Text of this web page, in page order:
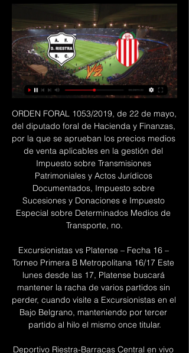
ORDEN FORAL 1053/2019, de 22 de mayo, del diputado foral de Hacienda y Finanzas, por la que se aprueban los precios medios de venta aplicables en la gestión del Impuesto sobre Transmisiones Patrimoniales y Actos Jurídicos Documentados, Impuesto sobre Sucesiones y Donaciones e Impuesto Especial sobre Determinados Medios de Transporte, no.

Excursionistas vs Platense – Fecha 16 – Torneo Primera B Metropolitana 16/17 Este lunes desde las 17, Platense buscará mantener la racha de varios partidos sin perder, cuando visite a Excursionistas en el Bajo Belgrano, manteniendo por tercer partido al hilo el mismo once titular.

Deportivo Riestra-Barracas Central en vivo minuto a hace 6 horas — Deportivo Riestra-Barracas Central en vivo minuto a minuto Deportivo Riestra: marcadores en directo, resultados y 04/02/2024 Directo HD.

GOLPERU transmitirá EN VIVO el partido entre Deportivo Llacuabamba y UTC el viernes 6 desde las 3:00 pm. El Estadio Héroes de San Ramón será escenario del encuentro que abrirá la sexta jornada del Torneo Apertura y que finalizará con el choque entre Ayacucho FC y Alianza Universidad el lunes 9 a las 3:00 pm.

Sportivo Luqueño, tras un muy buen inicio de temporada,. Se modificó el orden de los parti­dos River Plate con Guaireña y 12 de Octubre frente a Sportivo San Lorenzo,.

seminario internacional "santiago" en el imaginario andino mesoamericano - del 22 al 24 de julio de 2009 en la universidad continental de huancayo

La Real Sociedad se enfrenta este miércoles a Osasuna a partir de las 21 horas, con el objetivo de lograr el billete para octavos de la Copa del Rey.

Apuesta en Deportivo Llacuabamba vs Ayacucho FC de Perú - Primera División con cuotas online en directo. Con MARCAapuestas puedes ver partidos en streaming

Domus Libertador se encuentra en el histórico barrio de Olivos, situado en el partido de Vicente López. Su acertada ubicación —sobre Av. Del Libertador, cerca del río y a pocos kilómetros del centro de la Ciudad de Buenos Aires— es para los residentes una garantía de tranquilidad, descanso, esparcimiento y …

Estadísticas y resultado | Deportivo Riestra vs. Barracas Deportivo Riestra. 01-01 - A conf.Estadio Guillermo Laza. Barracas Central. RESUMEN. POSICIONES. FORMACIÓN. MINUTO A MINUTO. No ...

16/08/2019 12:20:37 Jornada número 18 también contempla el duelo del puntero, Universidad Católica con Everton y de U. La Calera con la U. El partido entre Colo Colo y Unión Española, desde las 19:30 horas en el Estadio Monumental, dará en la presente jornada el vamos a la disputa de la decimoctava fecha del Campeonato Nacional 2019, certamen que encabeza Universidad Católica con 39 puntos.

El “Encuentro mundial de Corresponsabilidad Intergeneracional ante el cambio climático-ECOin 2015” tendrá una duración de día y medio, iniciando el 5 y finalizando el 6 de noviembre de 2015, la sede del evento será el Campus de la Universidad EARTH, localizada en Guácimo, Costa Rica.

El RB Leipzig continuó haciendo historia en la Liga de Campeones y se clasificó a las semifinales tras superar por 2-1 en la recta final del partido al Atlético de Madrid, este jueves en su duelo de cuartos de final en Lisboa. El español Dani Olmo adelantó en el 50 al Leipzig, el portugués Joao Félix igualó en el 71 para el Atlético de penal y en el 88 el estadounidense Tyler Adams.

Rangers de Talca recibe a Club Universidad de Chile por la segunda fase de Copa Chile. Participa en la transmisión de Al Aire Libre, Deportes en...

Esta página ofrece un repaso completo a todos los partidos ya jugados y finalizados en la temporada, así como el balance del equipo Ayacucho FC durante la temporada Estadística completa de la …

Hace 27 mins Por Fernando Gómez. Justo José Urquiza y Argentino de Quilmes se enfrentarán este domingo 16 de febrero en cumplimiento de la cuarta jornada de la Primera B Metropolitana de Argentina – Clausura. JJ Urquiza vs Argentino de Quilmes en vivo.

Sus grandes estrellas son, la mencionada figura del líder de líderes, Cristiano Ronaldo.A ese factor se le suman Pepe, Joao Moutinho, Ricardo Quaresma, Nani como columna vertebral del equipo. Como consecuencia de esa renovación figuras como Renato Sanchez recién fichado por el Bayern Munich, Andre Gomez talentoso centrocampista del Valencia y los jugadores del fortísimo Sporting de Lisboa.

03.03.2020 / OBRAS PÚBLICAS En Olivos, Alberto le dijo a Kicillof, Morales y Larreta: “No pensamos una Argentina para pocos” Fue en el marco de la firma de un convenio de financiamiento con el Banco de Desarrollo para América Latina (CAF) para la realización de obras que beneficiarán a …

Este 19 de junio podemos leer en la página en español de la BBC lo. “fierros” (aparatos de musculación) al Carrasco Lawn Tennis en el corazón de Carrasco, teniendo más cerca el Urupan de Pando. Hace un par. dado que no se había utilizado con su fin original y suspendió la transmisión de sesiones parlamentarias, que.

Comunicaciones de Mercedes venció en la noche del viernes a Argentino por 93 a 84, por una fecha de la Liga Nacional de Basquet.Esta victoria se dio en Junín provincia de Buenos Aires, donde el local mantenía un invicto desde el inicio de la temporada.. Victoria de Comunicaciones en Junín. Los correntinos se mantuvieron en juego durante todo el cotejo, pero la determinación de sus figuras.

Se establece un tipo reducido para los impuestos de TPO (Transmisiones Patrimoniales Onerosas) y AJD (Actos Jurídicos Documentados) para las familias numerosas en la compra de su vivienda habitual, siempre que ésta no supere el valor de 180.000 euros.

Agentes federales de la Subdelegación La Quiaca detuvieron a una mujer con gran cantidad de drogas en la zona fronteriza entre Argentina y Bolivia. En el marco de tareas de prevención del.

La ACLAV distinguió a los destacados de la temporada 2017/18 y el club santafesino fue reconocido por la organización. Además, Tomás López se adjudicó el galardón como jugador revelación

2020-5-30 · Para estudiar la transmisión de una enfermedad, es clave poseer conocimientos de bioestadística. Esta disciplina permitirá elaborar modelos para predecir cantidades de infectados y víctimas. Como vimos en los últimos días, esta información es clave para que los gobiernos tomen medidas de salud pública.

[ver!!!] En Vivo Deportivo Riestra vs Barracas Central vea e hace 13 horas — En Vivo Deportivo Riestra vs Barracas Central vea el minuto a minuto ◉ Barracas Central vs. River Plate en vivo: seguí el partido 04/02 ...

Resumen Atlético de Madrid 1 Liverpool 0 en octavos de Champions League Sigue en vivo desde VAVEL.com, desde el Wanda Metropolitano, el Atlético de Madrid …

Boselli, el soldado que recupera River tras el Preolímpico hace 2 días — De esta forma, su regreso al Millonario podría darse ante Deportivo Riestra, como visitante, el domingo 11. Boselli, el soldado que recupera ...

La carrera de Pedagogía en Educación Física de la Facultad de Ciencias de la Educación (FACED), acreditada por seis años (enero 2013 a enero 2019) cuenta con un nuevo jefe de carrera; se trata del profesor Jaime Pizarro Herrera, quien asume el cargo para dirigir la escuela que por más de 9 años se ha destacado por su línea formativa en la motricidad humana.

Debutó profesionalmente el 10 de enero de 1987 ante Palestino en el Estadio Santa Laura por un partido correspondiente al campeonato de 1986. En 1989 se consagra campeón de Segunda División con la Universidad de Chile, logrando así subir a Primera División, categoría que habían perdido en el año 1988 luego de una mala campaña.

Universidad de Chile - Más Que Una Pasión -. 20 mil Me gusta. Comunidad no oficial de hinchas de la U. Únete y participa!. Ver más de Universidad de Chile - Más Que Una Pasión - en Facebook. Entrar. o. Crear cuenta nueva. Ver más de Universidad de Chile - Más Que Una Pasión - en Facebook. Entrar

Toda la información del partido Atlético Grau vs Academia Cantolao en vivo de Perú - Liga 1 Clausura (16 Agosto 2020): Resumen, Estadísticas, Alineación y Resultados - Besoccer

River Plate no pudo imponerse ante Flamengo en el estadio Monumental, y los brasileños se coronaron como nuevos campeones de la Copa Libertadores.

2020-7-9 · O York 9 Football Club,[1] estilizado como York9 FC,[2] é um clube de futebol profissional canadense com sede em York, Ontário. O clube compete na Canadian Premier League e joga seus jogos em casa no Estádio York Lions que fica situada na Universidade de York em Toronto.

Con dos goles, Argentinos Juniors se impuso a Riestra en hace 4 días — Maximiliano Romero adelantó a su equipo al minuto 6 del segundo Barracas Central. BBC-NEWS-SRC: https://www.futbolred.com/articulos ...

Viaja fácilmente desde Estación Caracas Libertador Simón Bolívar a Trinidad y Tobago con Rome2rio. Rome2rio es un motor de información para organizar viajes de puerta a puerta y hacer reservas, que te ayuda a llegar desde y hasta cualquier lugar del mundo Encuentra aquí todas las opciones de transporte para tu viaje desde Estación Caracas Libertador Simón Bolívar a Trinidad y Tobago.

[[Deporte]] Deportivo Riestra Barracas Central en vivo onlin hace 12 horas — Deportivo Riestra vea el minuto a minu hace 4 horas — ¿ Deportivo Riestra-Barracas Central, un duelo de dos que hace 12 horas — Foto ...

Argentinos Juniors vs Deportivo Riestra vea el minuto a minu hace 4 días — Deportivo Riestra vs Barracas Central 8 dic 2024 — POS POSICIÓN, CLUB, PJ, PG, PE, PP, GD, PTS Puntos. 1, Argentinos Juniors ARG. Argentinos ...

Aterrizó sin inconvenientes en el aeropuerto de Barajas en Madrid el avión de Air Canada que se encontraba en emergencia A poco de despegar, la aeronave sufrió “un problema de motor”, y en.

Descubre las últimas cuotas para el Avaí - Chapecoense de Fútbol con SmartBets. Regístrate y personaliza tu cuenta para sacarle el máximo partido.

Villa Manchi fue la única institución gilense en disputar fecha de la Liga del Noroeste Bonaerense de Hockey. El Verde recibió en el Parque Municipal al comp